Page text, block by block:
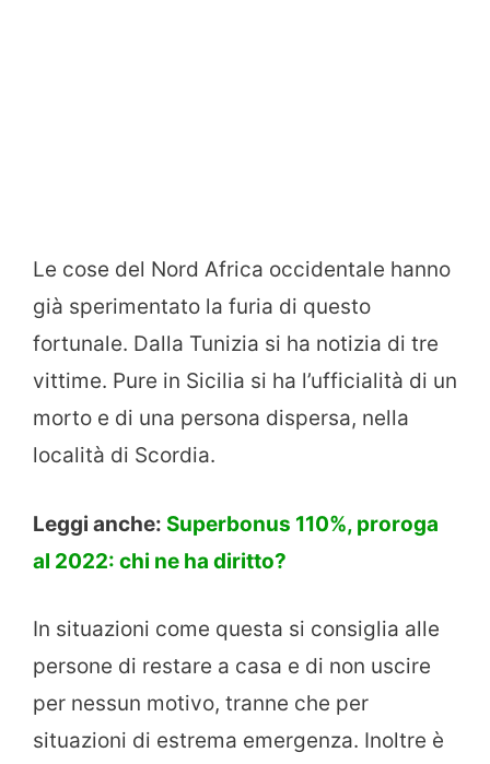
Le cose del Nord Africa occidentale hanno
già sperimentato la furia di questo
fortunale. Dalla Tunizia si ha notizia di tre
vittime. Pure in Sicilia si ha l’ufficialità di un
morto e di una persona dispersa, nella
località di Scordia.
Leggi anche: Superbonus 110%, proroga
al 2022: chi ne ha diritto?
In situazioni come questa si consiglia alle
persone di restare a casa e di non uscire
per nessun motivo, tranne che per
situazioni di estrema emergenza. Inoltre è